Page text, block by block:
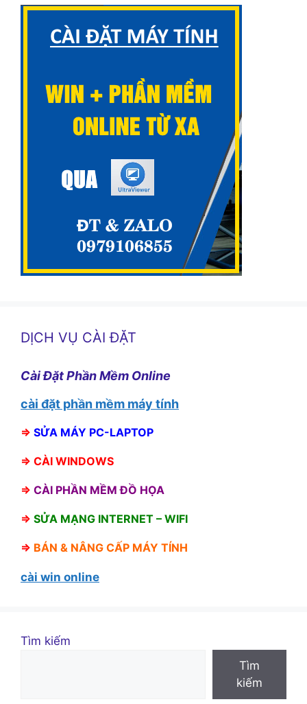
DỊCH VỤ CÀI ĐẶT
Cài Đặt Phần Mềm Online
cài đặt phần mềm máy tính
⇒ SỬA MÁY PC-LAPTOP
⇒ CÀI WINDOWS
⇒ CÀI PHẦN MỀM ĐỒ HỌA
⇒ SỬA MẠNG INTERNET – WIFI
⇒ BÁN & NÂNG CẤP MÁY TÍNH
cài win online
Tìm kiếm
Tìm
kiếm